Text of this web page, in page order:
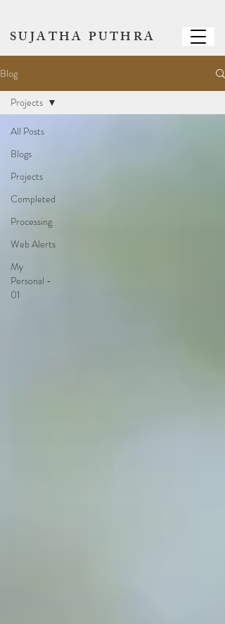
SUJATHA PUTHRA
Blog
All Posts
Blogs
Projects
​Completed
Processing
Web Alerts
My
Personal -
01
Projects